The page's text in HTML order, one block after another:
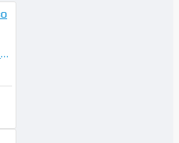
Капак огледало ляво - A0998107900 9197